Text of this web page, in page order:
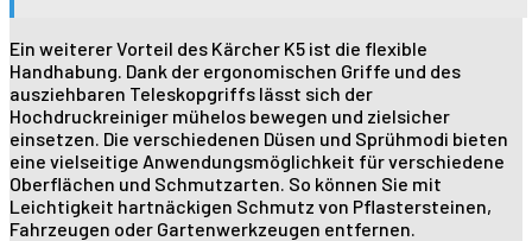
Ein weiterer Vorteil des Kärcher K5 ist die flexible
Handhabung. Dank der ergonomischen Griffe und des
ausziehbaren Teleskopgriffs lässt sich der
Hochdruckreiniger mühelos bewegen und zielsicher
einsetzen. Die verschiedenen Düsen und Sprühmodi bieten
eine vielseitige Anwendungsmöglichkeit für verschiedene
Oberflächen und Schmutzarten. So können Sie mit
Leichtigkeit hartnäckigen Schmutz von Pflastersteinen,
Fahrzeugen oder Gartenwerkzeugen entfernen.